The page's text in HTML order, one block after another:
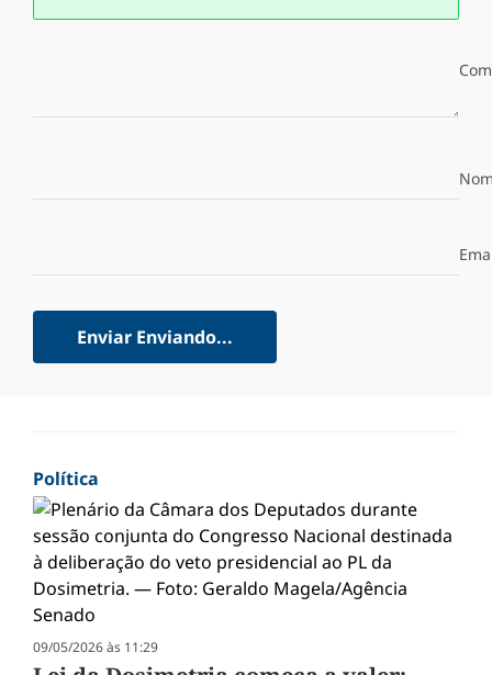
Enviar Enviando...
Política
09/05/2026 às 11:29